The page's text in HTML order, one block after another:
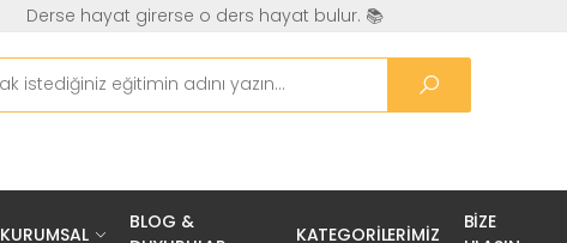
Derse hayat girerse o ders hayat bulur. 📚
KURUMSAL
BLOG &
KATEGORILERIMIZ
BIZE